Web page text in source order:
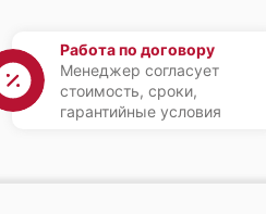
Работа по договору
Менеджер согласует
стоимость, сроки,
гарантийные условия